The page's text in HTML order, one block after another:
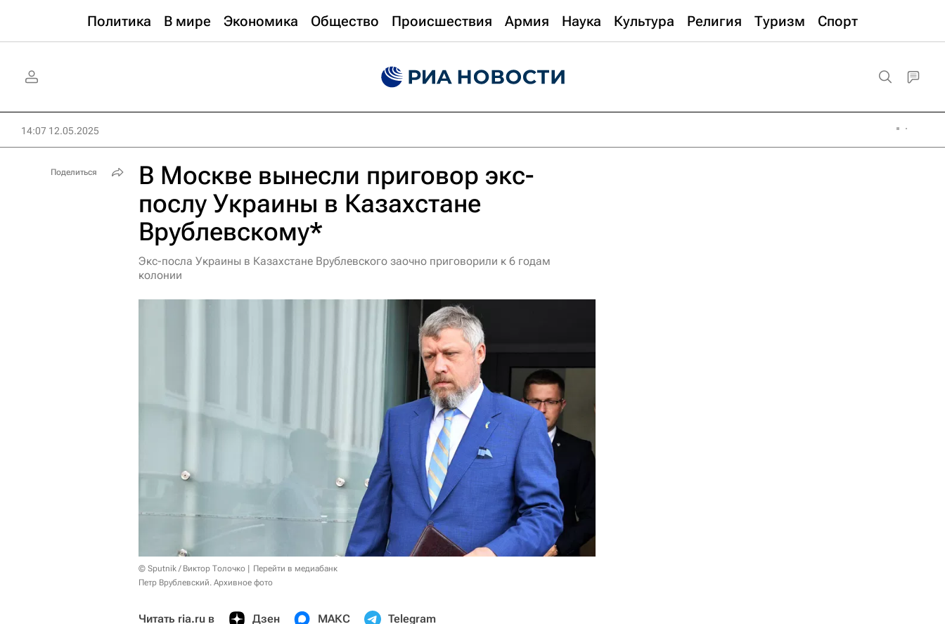
Политика В мире Экономика Общество Происшествия Армия Наука Культура Религия Туризм Спорт
14:07 12.05.2025
В Москве вынесли приговор экс-
послу Украины в Казахстане
Врублевскому*
Экс-посла Украины в Казахстане Врублевского заочно приговорили к 6 годам
колонии
© Sputnik / Виктор Толочко
Перейти в медиабанк
Петр Врублевский. Архивное фото
Читать ria.ru в Дзен МАКС Telegram
Поделиться